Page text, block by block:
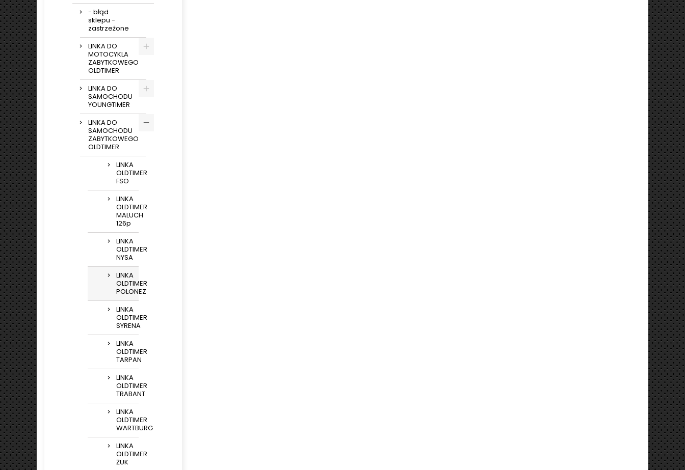
- błąd
sklepu -
zastrzeżone
LINKA DO
MOTOCYKLA
ZABYTKOWEGO
OLDTIMER
LINKA DO
SAMOCHODU
YOUNGTIMER
LINKA DO
SAMOCHODU
ZABYTKOWEGO
OLDTIMER
LINKA
OLDTIMER
FSO
LINKA
OLDTIMER
MALUCH
126p
LINKA
OLDTIMER
NYSA
LINKA
OLDTIMER
POLONEZ
LINKA
OLDTIMER
SYRENA
LINKA
OLDTIMER
TARPAN
LINKA
OLDTIMER
TRABANT
LINKA
OLDTIMER
WARTBURG
LINKA
OLDTIMER
ŻUK